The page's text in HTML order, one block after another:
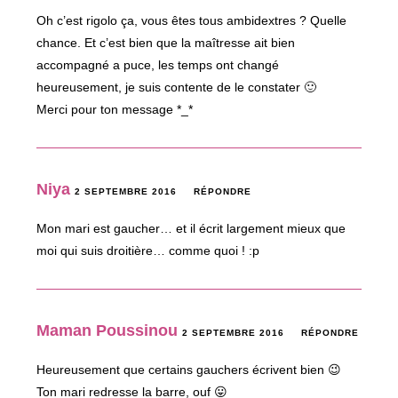
Oh c’est rigolo ça, vous êtes tous ambidextres ? Quelle
chance. Et c’est bien que la maîtresse ait bien
accompagné a puce, les temps ont changé
heureusement, je suis contente de le constater 🙂
Merci pour ton message *_*
Niya 2 SEPTEMBRE 2016 RÉPONDRE
Mon mari est gaucher… et il écrit largement mieux que
moi qui suis droitière… comme quoi ! :p
Maman Poussinou 2 SEPTEMBRE 2016 RÉPONDRE
Heureusement que certains gauchers écrivent bien 😉
Ton mari redresse la barre, ouf 😛